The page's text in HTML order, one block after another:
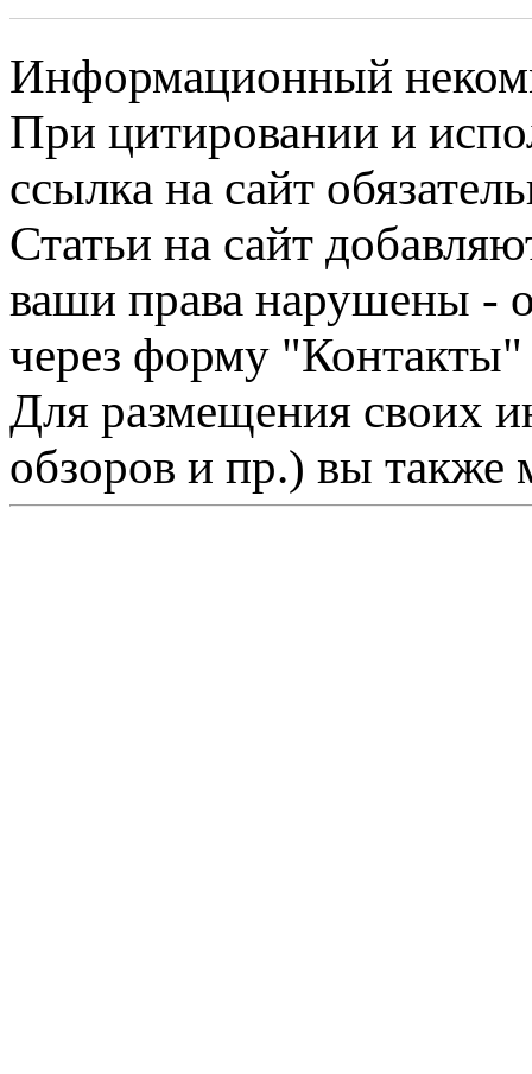
Информационный
При цитировании и
ссылка на сайт
Статьи на сайт
ваши права нарушены -
через форму "Контакты"
Для размещения своих
обзоров и пр.) вы также